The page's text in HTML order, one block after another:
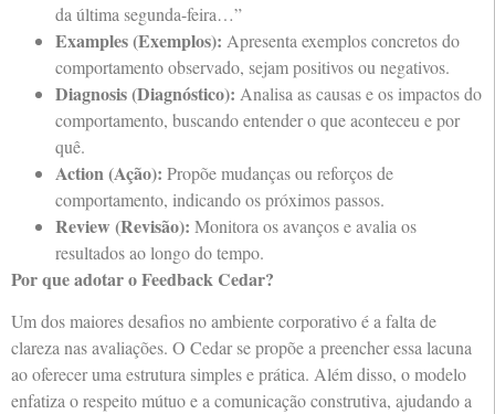
da última segunda-feira…”
Examples (Exemplos): Apresenta exemplos concretos do
comportamento observado, sejam positivos ou negativos.
Diagnosis (Diagnóstico): Analisa as causas e os impactos do
comportamento, buscando entender o que aconteceu e por
quê.
Action (Ação): Propõe mudanças ou reforços de
comportamento, indicando os próximos passos.
Review (Revisão): Monitora os avanços e avalia os
resultados ao longo do tempo.
Por que adotar o Feedback Cedar?
Um dos maiores desafios no ambiente corporativo é a falta de
clareza nas avaliações. O Cedar se propõe a preencher essa lacuna
ao oferecer uma estrutura simples e prática. Além disso, o modelo
enfatiza o respeito mútuo e a comunicação construtiva, ajudando a